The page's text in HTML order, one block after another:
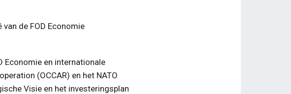
de FOD Economie
Economie en internationale
(OCCAR) en het NATO
Visie en het investeringsplan